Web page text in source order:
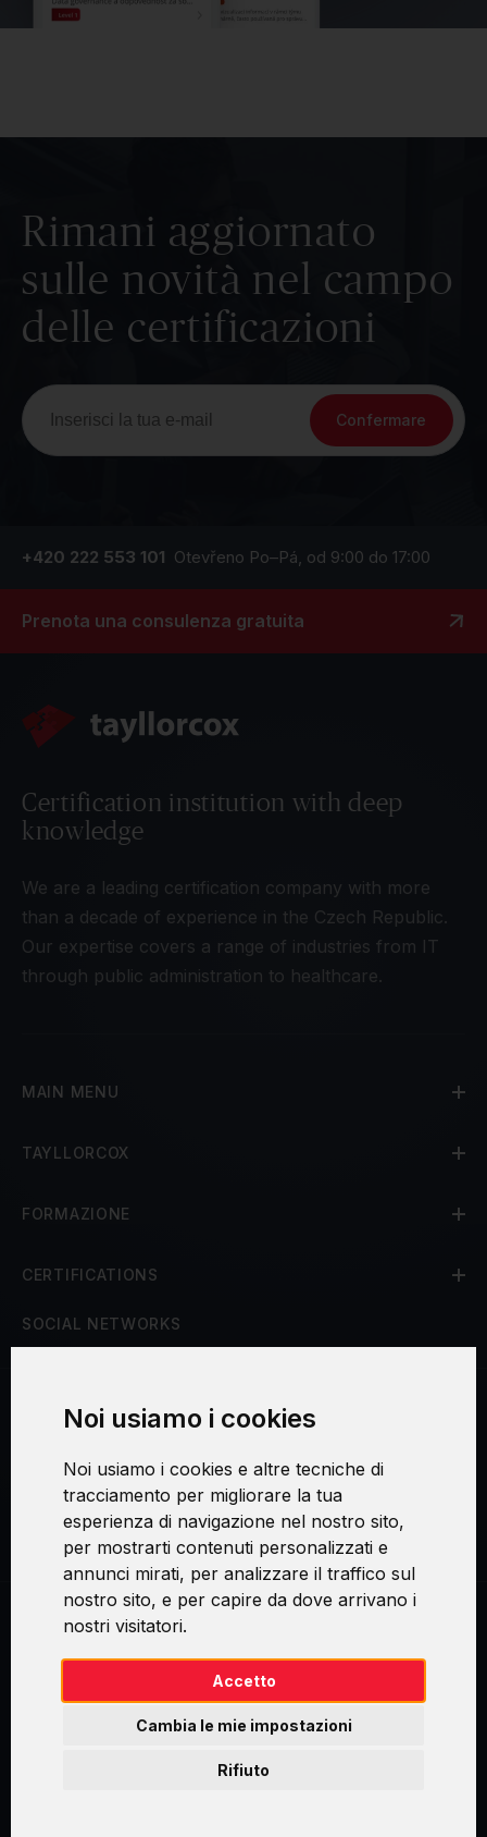
Noi usiamo i cookies
Noi usiamo i cookies e altre tecniche di
tracciamento per migliorare la tua
esperienza di navigazione nel nostro sito,
per mostrarti contenuti personalizzati e
annunci mirati, per analizzare il traffico sul
nostro sito, e per capire da dove arrivano i
nostri visitatori.
Accetto
Rifiuto
Cambia le mie impostazioni
Rimani aggiornato
sulle novità nel campo
delle certificazioni
Confermare
+420 222 553 101 Otevřeno Po–Pá, od 9:00 do 17:00
Prenota una consulenza gratuita
Certification institution with deep
knowledge
We are a leading certification company with more
than a decade of experience in the Czech Republic.
Our expertise covers a range of industries from IT
through public administration to healthcare.
MAIN MENU
TAYLLORCOX
FORMAZIONE
CERTIFICATIONS
SOCIAL NETWORKS
Procedura di reclamo
Consenso al trattamento dei dati personali
Sicurezza e privacy
Swirl logoTM je ochranná známka společnosti AXELOS Limited. ITIL®
je registrovanou ochrannou známkou AXELOS Limited. PRINCE2® je
registrovanou ochrannou známkou AXELOS Limited. MSP® je
registrovanou ochrannou známkou AXELOS Limited & TAYLLORCOX
trade mark of AXELOS Limited. Copyright© AXELOS Limited 2009.